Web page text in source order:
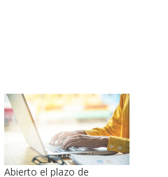
Abierto el plazo de